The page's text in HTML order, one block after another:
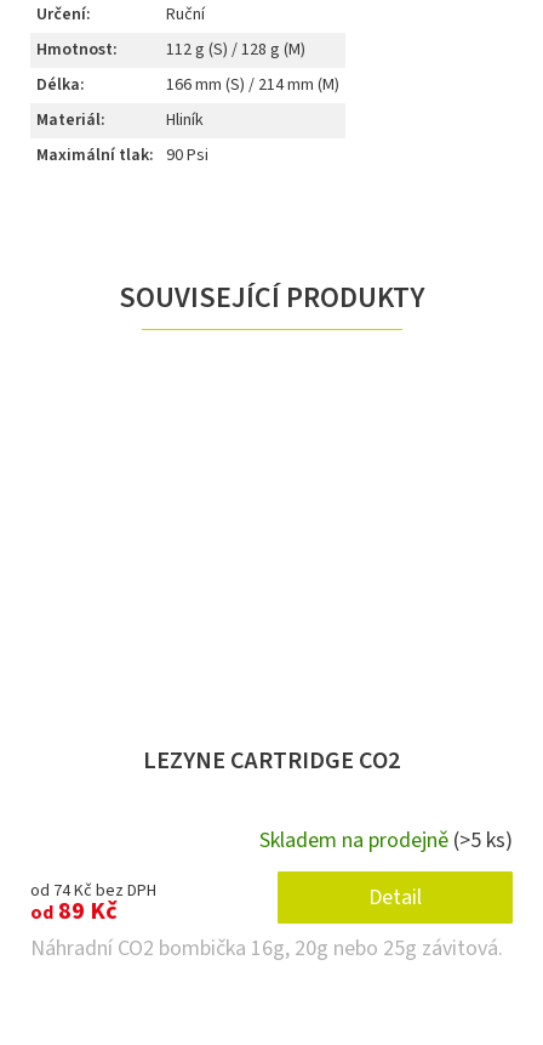
SOUVISEJÍCÍ PRODUKTY
LEZYNE CARTRIDGE CO2
Skladem na prodejně (>5 ks)
od 74 Kč bez DPH
od 89 Kč
Detail
Náhradní CO2 bombička 16g, 20g nebo 25g závitová.
Určení:
Ruční
Hmotnost:
112 g (S) / 128 g (M)
Délka:
166 mm (S) / 214 mm (M)
Materiál:
Hliník
Maximální tlak: 90 Psi